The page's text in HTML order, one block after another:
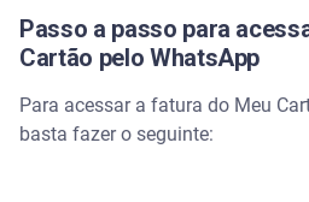
Passo a passo para
Cartão pelo WhatsApp
Para acessar a fatura do Meu
basta fazer o seguinte: